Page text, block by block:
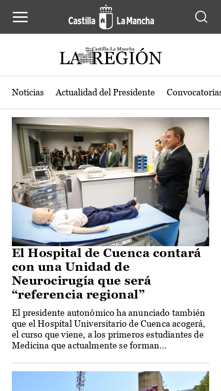
Actualidad de la región de Castilla-
Noticias Actualidad del Presidente
El Hospital de Cuenca contará
con una Unidad de
Neurocirugía que será
“referencia regional”
El presidente autonómico ha anunciado también
que el Hospital Universitario de Cuenca acogerá,
el curso que viene, a los primeros estudiantes de
Medicina que actualmente se forman...